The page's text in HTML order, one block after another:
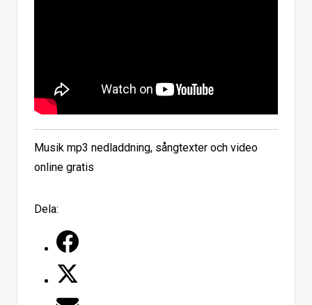
Musik mp3 nedladdning, sångtexter och video
online gratis
Dela: